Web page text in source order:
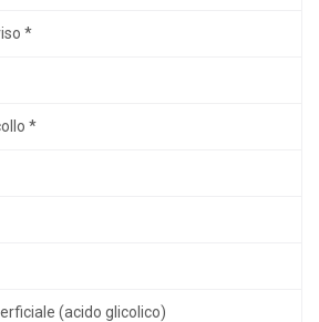
*
*
(acido glicolico)